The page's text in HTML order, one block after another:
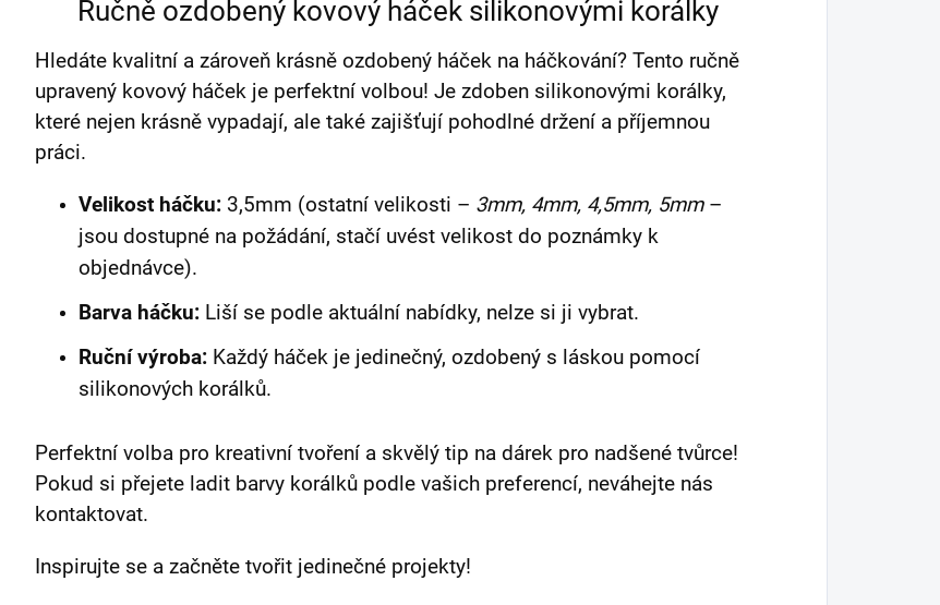
Ručně ozdobený kovový háček silikonovými korálky
Hledáte kvalitní a zároveň krásně ozdobený háček na háčkování? Tento ručně
upravený kovový háček je perfektní volbou! Je zdoben silikonovými korálky,
které nejen krásně vypadají, ale také zajišťují pohodlné držení a příjemnou
práci.
Velikost háčku: 3,5mm (ostatní velikosti – 3mm, 4mm, 4,5mm, 5mm–
jsou dostupné na požádání, stačí uvést velikost do poznámky k
objednávce).
Barva háčku: Liší se podle aktuální nabídky, nelze si ji vybrat.
Ruční výroba: Každý háček je jedinečný, ozdobený s láskou pomocí
silikonových korálků.
Perfektní volba pro kreativní tvoření a skvělý tip na dárek pro nadšené tvůrce!
Pokud si přejete ladit barvy korálků podle vašich preferencí, neváhejte nás
kontaktovat.
Inspirujte se a začněte tvořit jedinečné projekty!